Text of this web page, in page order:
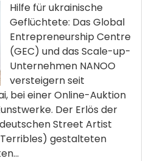
Hilfe für ukrainische
Geflüchtete: Das Global
Entrepreneurship Centre
(GEC) und das Scale-up-
Unternehmen NANOO
versteigern seit
bei einer Online-Auktion
Der Erlös der
Street Artist
Terribles) gestalteten